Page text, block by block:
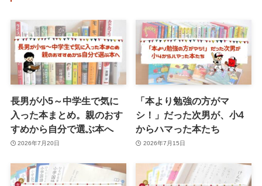
長男が小5～中学生で気に
入った本まとめ。親のおす
すめから自分で選ぶ本へ
2026年7月20日
「本より勉強の方がマ
シ！」だった次男が、小4
からハマった本たち
2026年7月15日